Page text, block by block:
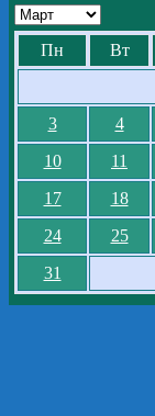
Пн Вт
3
4
10
11
17
18
24
25
31